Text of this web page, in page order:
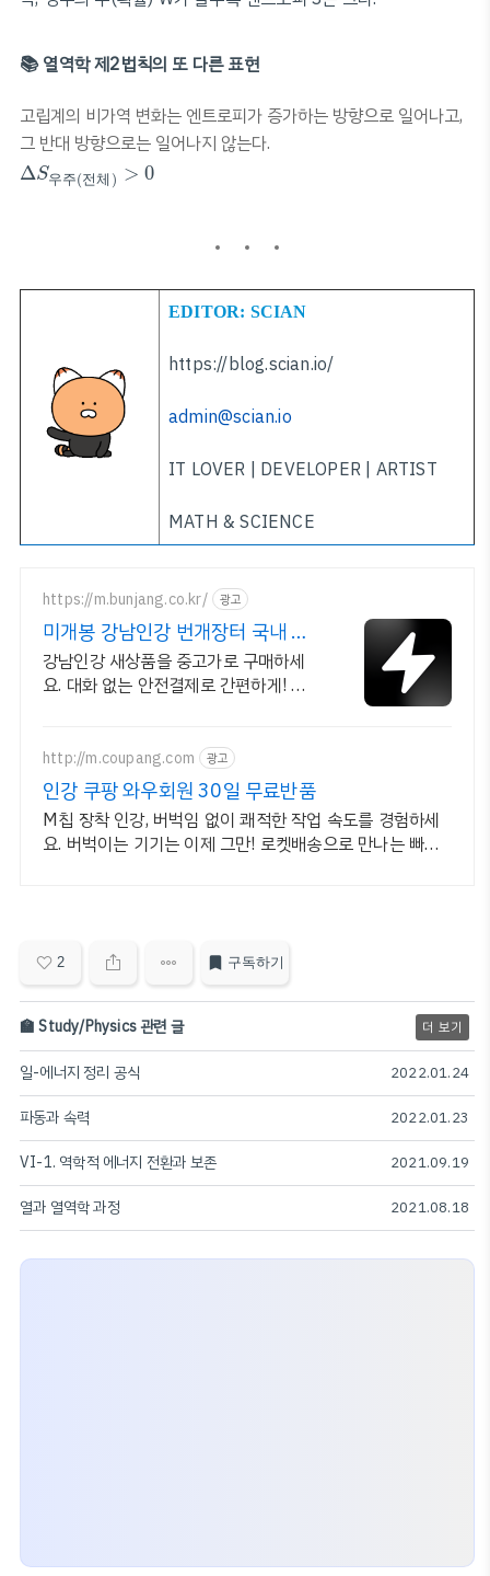
📚 열역학 제2법칙의 또 다른 표현
고립계의 비가역 변화는 엔트로피가 증가하는 방향으로 일어나고,
그 반대 방향으로는 일어나지 않는다.
ΔS우주(전체 ) > 0
ΔS우 체)>0
EDITOR: SCIAN
https://blog.scian.io/
admin@scian.io
IT LOVER | DEVELOPER | ARTIST
MATH & SCIENCE
https://m.bunjang.co.kr/ 광고
미개봉 강남인강 번개장터 국내 최
대 브랜드 중고거래
강남인강 새상품을 중고가로 구매하세
요. 대화 없는 안전결제로 간편하게! 전
http://m.coupang.com 광고
인강 쿠팡 와우회원 30일 무료반품
M칩 장착 인강, 버벅임 없이 쾌적한 작업 속도를 경험하세
요. 버벅이는 기기는 이제 그만! 로켓배송으로 만나는 빠릿
2 구독하기
🏫 Study/Physics 관련 글 더 보기
일-에너지 정리 공식 2022.01.24
파동과 속력 2022.01.23
VI-1. 역학적 에너지 전환과 보존 2021.09.19
열과 열역학 과정 2021.08.18